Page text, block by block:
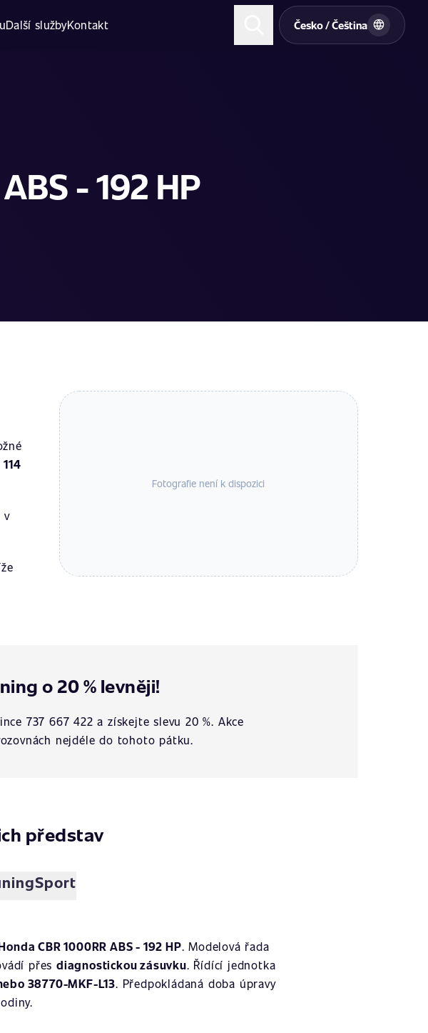
Další službyKontakt Česko / Čeština
- 192 HP
114
v
Fotografie není k dispozici
o 20 % levněji!
737 667 422 a získejte slevu 20 %. Akce
nejdéle do tohoto pátku.
představ
Sport
CBR 1000RR ABS - 192 HP. Modelová řada
přesdiagnostickou zásuvku. Řídící jednotka
38770-MKF-L13. Předpokládaná doba úpravy